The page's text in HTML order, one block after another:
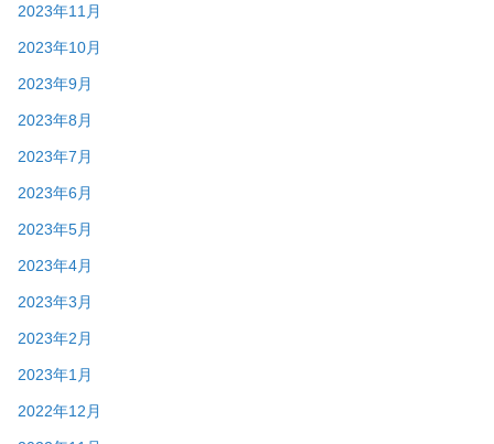
2023年11月
2023年10月
2023年9月
2023年8月
2023年7月
2023年6月
2023年5月
2023年4月
2023年3月
2023年2月
2023年1月
2022年12月